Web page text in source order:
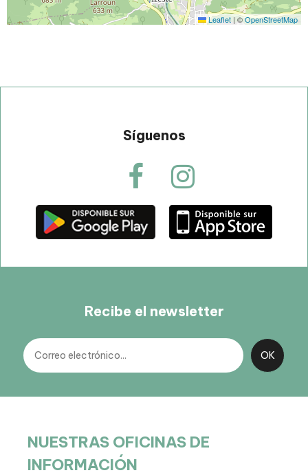
Leaflet | ©OpenStreetMap
Síguenos
Recibe el newsletter
NUESTRAS OFICINAS DE
INFORMACIÓN